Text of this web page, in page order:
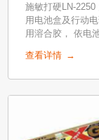
胶代理
施敏打硬LN-2250
用电池盒及行动
用溶合胶， 依电
及ABS 混合材料
查看详情